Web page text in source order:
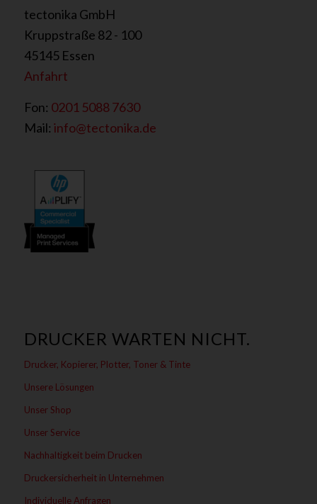
tectonika GmbH
Kruppstraße 82 - 100
45145 Essen
Anfahrt
Fon: 0201 5088 7630
Mail: info@tectonika.de
DRUCKER WARTEN NICHT.
Drucker, Kopierer, Plotter, Toner & Tinte
Unsere Lösungen
Unser Shop
Unser Service
Nachhaltigkeit beim Drucken
Druckersicherheit in Unternehmen
Individuelle Anfragen